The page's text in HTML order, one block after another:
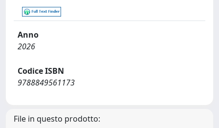
Anno
2026
Codice ISBN
9788849561173
File in questo prodotto: